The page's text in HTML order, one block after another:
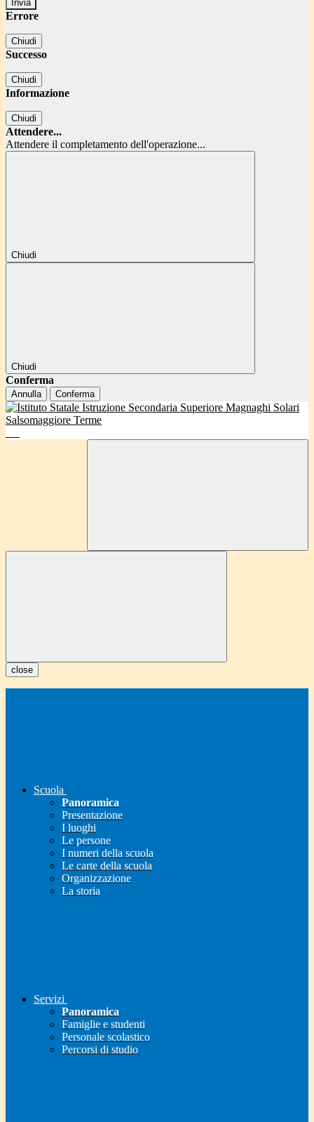
Errore
Chiudi
Successo
Chiudi
Informazione
Chiudi
Attendere...
Attendere il completamento dell'operazione...
Chiudi
Chiudi
Conferma
Annulla Conferma
close
Scuola
Panoramica
Presentazione
I luoghi
Le persone
I numeri della scuola
Le carte della scuola
Organizzazione
La storia
Servizi
Panoramica
Famiglie e studenti
Personale scolastico
Percorsi di studio